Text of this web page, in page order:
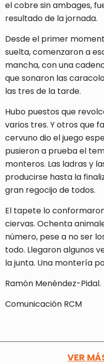
el cobre sin ambages,
resultado de la jornada.
Desde el primer
suelta, comenzaron a
mancha, con una
que sonaron las
las tres de la tarde.
Hubo puestos que
varios tres. Y otros que
cervuno dio el juego
pusieron a prueba el
monteros. Las ladras y
producirse hasta la
gran regocijo de todos.
El tapete lo
ciervas. Ochenta
número, pese a no ser
todo. Llegaron algunos
la junta. Una montería
Ramón Menéndez-Pidal.
Comunicación RCM
VER